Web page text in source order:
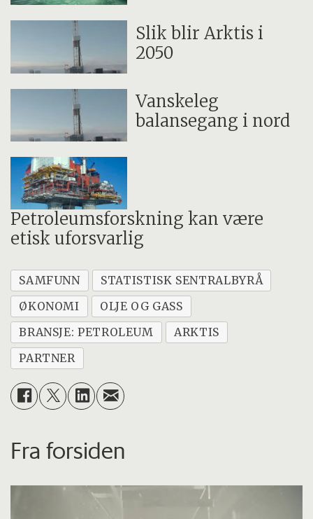
Slik blir Arktis i
2050
Vanskeleg
balansegang i nord
Petroleumsforskning kan være
etisk uforsvarlig
SAMFUNN
STATISTISK SENTRALBYRÅ
ØKONOMI
OLJE OG GASS
BRANSJE: PETROLEUM
ARKTIS
PARTNER
Fra forsiden